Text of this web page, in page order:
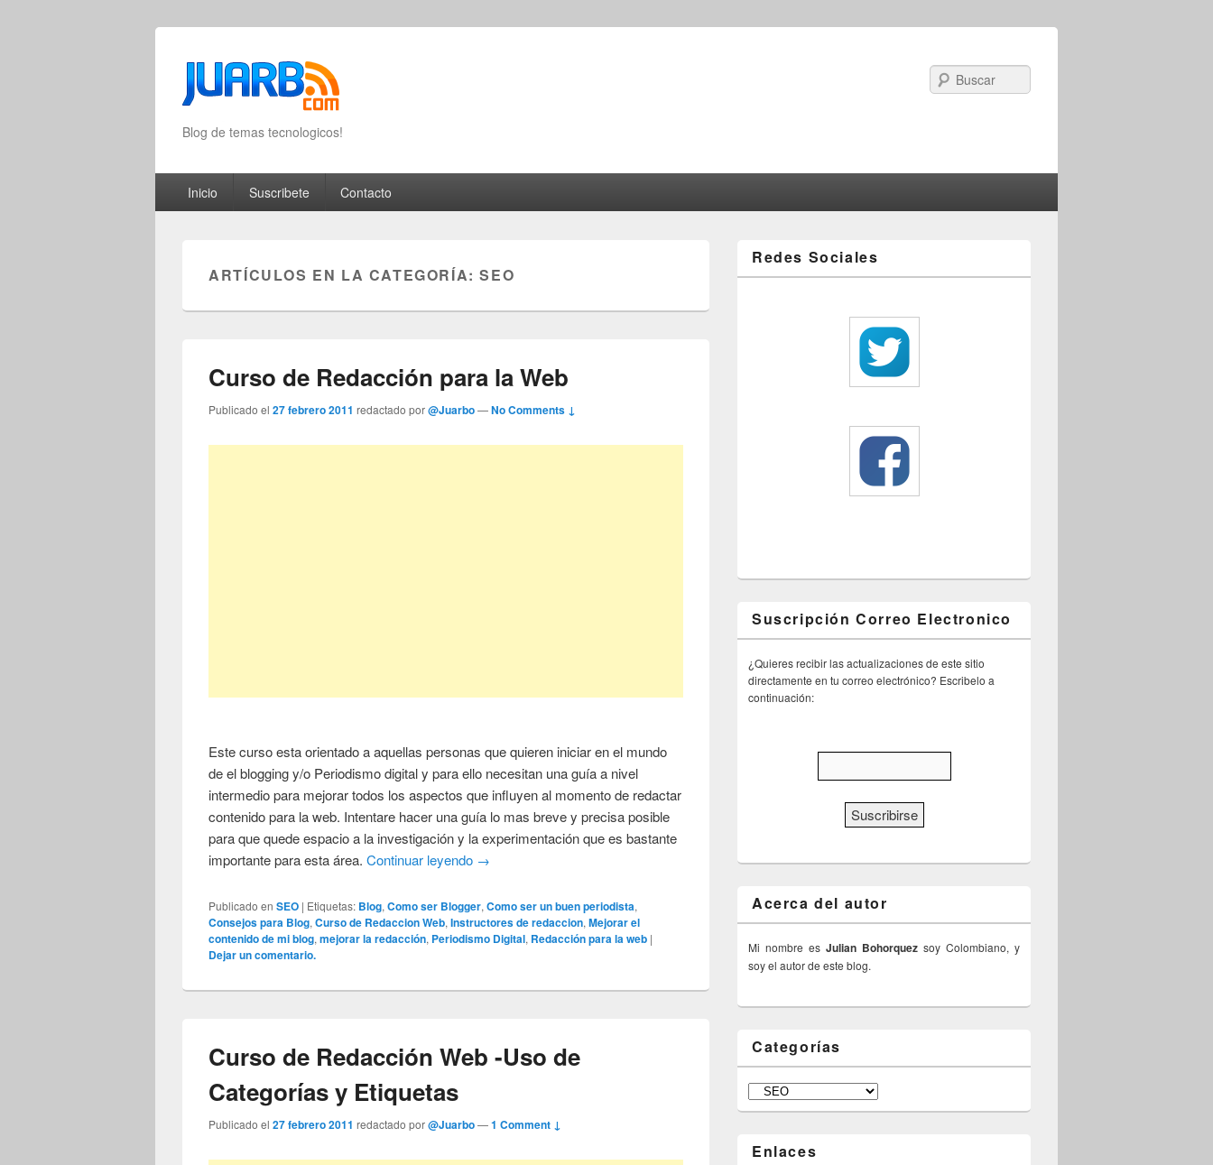
Blog de temas tecnologicos!
Primary menu
Skip to primary content
Skip to secondary content
Inicio Suscribete Contacto
ARTÍCULOS EN LA CATEGORÍA:SEO
Curso de Redacción para la Web
Publicado el27 febrero 2011 redactado por@Juarbo—No Comments ↓
Este curso esta orientado a aquellas personas que quieren iniciar en el mundo
de el blogging y/o Periodismo digital y para ello necesitan una guía a nivel
intermedio para mejorar todos los aspectos que influyen al momento de redactar
contenido para la web. Intentare hacer una guía lo mas breve y precisa posible
para que quede espacio a la investigación y la experimentación que es bastante
importante para esta área.Continuar leyendo →
Publicado en SEO | Etiquetas: Blog,Como ser Blogger,Como ser un buen periodista,
Consejos para Blog,Curso de Redaccion Web,Instructores de redaccion,Mejorar el
contenido de mi blog,mejorar la redacción, Periodismo Digital, Redacción para la web |
Dejar un comentario.
Curso de Redacción Web -Uso de
Categorías y Etiquetas
Publicado el27 febrero 2011 redactado por@Juarbo—1 Comment ↓
Redes Sociales
Suscripción Correo Electronico
¿Quieres recibir las actualizaciones de este sitio
directamente en tu correo electrónico? Escribelo a
continuación:
Acerca del autor
Mi nombre es Julian Bohorquez soy Colombiano, y
soy el autor de este blog.
Categorías
Categorías
Enlaces